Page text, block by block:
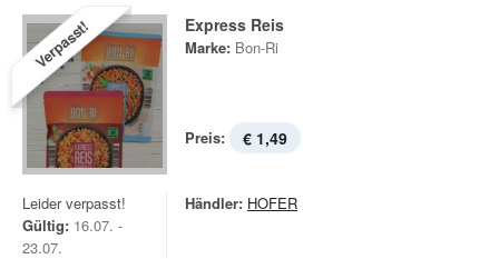
Verpasst! Express Reis
Marke: Bon-Ri
Preis: € 1,49
Leider verpasst!
Gültig: 16.07. -
23.07.
Händler: HOFER